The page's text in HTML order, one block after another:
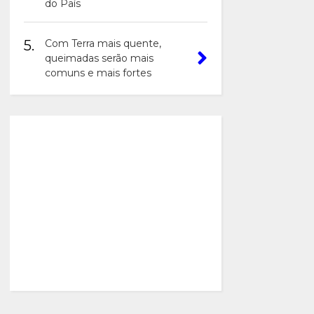
do País
5.
Com Terra mais quente,
queimadas serão mais
comuns e mais fortes